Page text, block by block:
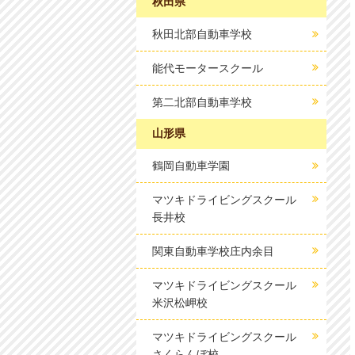
秋田北部自動車学校
能代モータースクール
第二北部自動車学校
山形県
鶴岡自動車学園
マツキドライビングスクール
長井校
関東自動車学校庄内余目
マツキドライビングスクール
米沢松岬校
マツキドライビングスクール